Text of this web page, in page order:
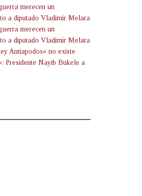
merecen un
a diputado Vladimir Melara
merecen un
a diputado Vladimir Melara
Antiapodos» no existe
Presidente Nayib Bukele a